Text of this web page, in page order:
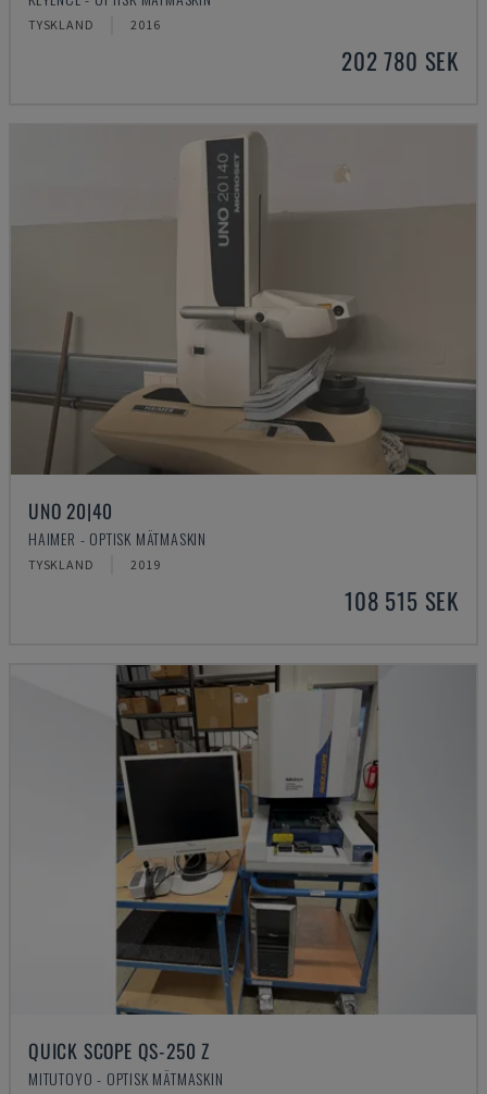
TYSKLAND 2016
202 780 SEK
UNO 20|40
HAIMER - OPTISK MÄTMASKIN
TYSKLAND 2019
108 515 SEK
QUICK SCOPE QS-250 Z
MITUTOYO - OPTISK MÄTMASKIN